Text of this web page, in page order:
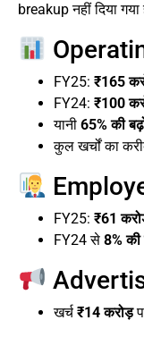
breakup नहीं दिया
FY25: ₹165
FY24: ₹100
यानी 65% की
कुल खर्चों का
FY25: ₹61
FY24 से 8% की
खर्च ₹14 करोड़